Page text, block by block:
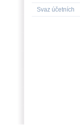
Svaz účetních